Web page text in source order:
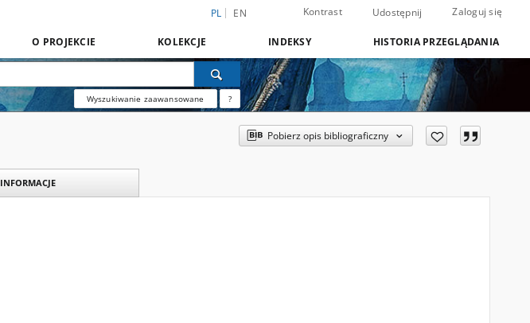
PL EN Kontrast Udostępnij Zaloguj się
O PROJEKCIE KOLEKCJE INDEKSY HISTORIA PRZEGLĄDANIA
Wyszukiwanie zaawansowane ?
Pobierz opis bibliograficzny
INFORMACJE